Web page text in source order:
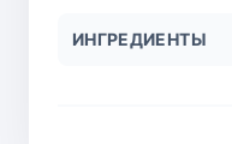
ИНГРЕДИЕНТЫ